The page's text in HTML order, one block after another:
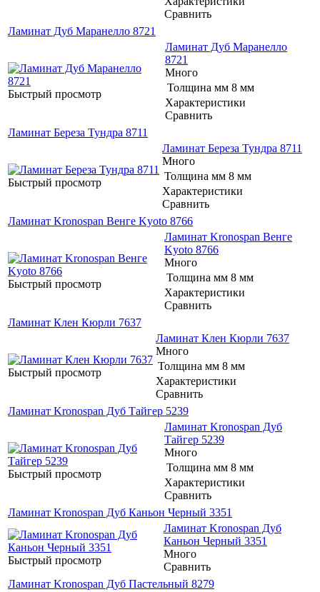
Сравнить
Ламинат Дуб Маранелло 8721
Быстрый просмотр
Ламинат Дуб Маранелло
8721
Много
Толщина мм 8 мм
Характеристики
Сравнить
Ламинат Береза Тундра 8711
Быстрый просмотр
Ламинат Береза Тундра 8711
Много
Толщина мм 8 мм
Характеристики
Сравнить
Ламинат Kronospan Венге Kyoto 8766
Быстрый просмотр
Ламинат Kronospan Венге
Kyoto 8766
Много
Толщина мм 8 мм
Характеристики
Сравнить
Ламинат Клен Кюрли 7637
Быстрый просмотр
Ламинат Клен Кюрли 7637
Много
Толщина мм 8 мм
Характеристики
Сравнить
Ламинат Kronospan Дуб Тайгер 5239
Быстрый просмотр
Ламинат Kronospan Дуб
Тайгер 5239
Много
Толщина мм 8 мм
Характеристики
Сравнить
Ламинат Kronospan Дуб Каньон Черный 3351
Быстрый просмотр
Ламинат Kronospan Дуб
Каньон Черный 3351
Много
Сравнить
Ламинат Kronospan Дуб Пастельный 8279